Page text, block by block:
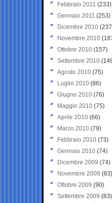
Febbraio 2011 (233)
Gennaio 2011 (253)
Dicembre 2010
Novembre 2010
Ottobre 2010 (157)
Settembre 2010
Agosto 2010 (75)
Luglio 2010 (86)
Giugno 2010 (76)
Maggio 2010 (75)
Aprile 2010 (66)
Marzo 2010 (79)
Febbraio 2010 (73)
Gennaio 2010 (74)
Dicembre 2009 (74)
Novembre 2009 (83)
Ottobre 2009 (90)
Settembre 2009 (83)